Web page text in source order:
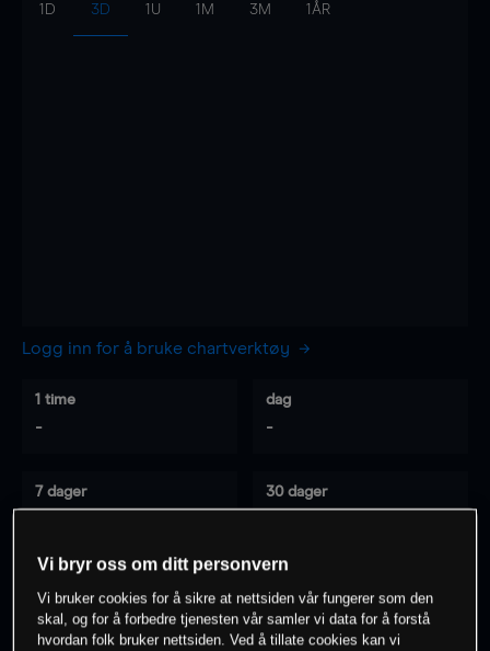
1D 3D 1U 1M 3M 1ÅR
Logg inn for å bruke chartverktøy
1 time
-
dag
-
7 dager 30 dager
0% av kunder erpå dette instrumentet
Vi bryr oss om ditt personvern
Vi bruker cookies for å sikre at nettsiden vår fungerer som den
skal, og for å forbedre tjenesten vår samler vi data for å forstå
hvordan folk bruker nettsiden. Ved å tillate cookies kan vi